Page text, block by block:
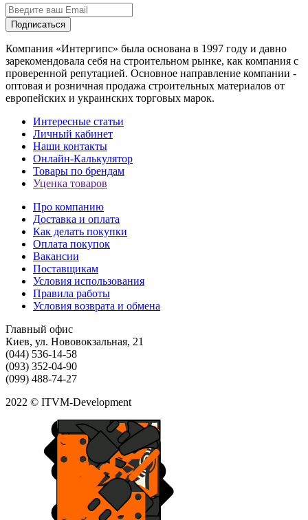
Подписаться
Компания «Интергипс» была основана в 1997 году и давно
зарекомендовала себя на строительном рынке, как компания с
проверенной репутацией. Основное направление компании -
оптовая и розничная продажа строительных материалов от
европейских и украинских торговых марок.
Интересные статьи
Личный кабинет
Наши контакты
Онлайн-Калькулятор
Товары по брендам
Уценка товаров
Про компанию
Доставка и оплата
Как делать покупки
Оплата покупок
Вакансии
Поставщикам
Условия использования
Правила работы
Условия возврата и обмена
Главный офис
Киев, ул. Нововокзальная, 21
(044) 536-14-58
(093) 352-04-90
(099) 488-74-27
2022 © ITVM-Development